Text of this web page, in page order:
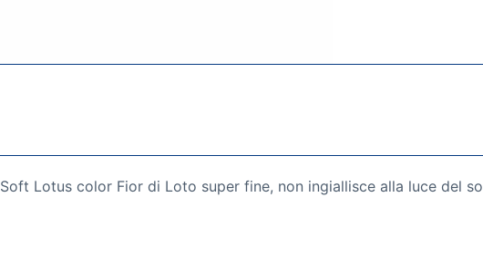
Soft Lotus color Fior di Loto super fine, non ingiallisce alla luce del